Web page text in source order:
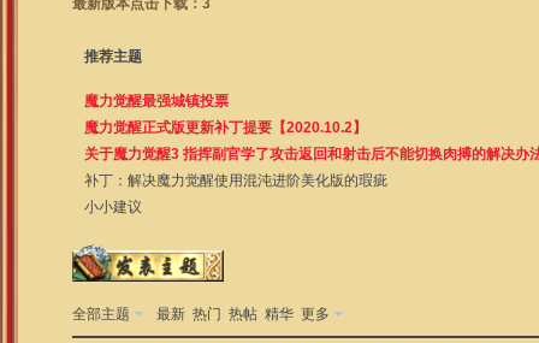
最新版本点击下载：3
推荐主题
魔力觉醒最强城镇投票
魔力觉醒正式版更新补丁提要【2020.10.2】
关于魔力觉醒3 指挥副官学了攻击返回和射击后不能切换肉搏的解决办
补丁：解决魔力觉醒使用混沌进阶美化版的瑕疵
小小建议
全部主题 最新 热门 热帖 精华 更多